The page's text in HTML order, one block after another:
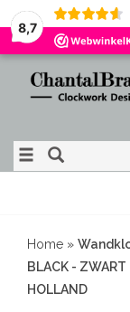
8,7
Home »
BLACK - ZWART
HOLLAND